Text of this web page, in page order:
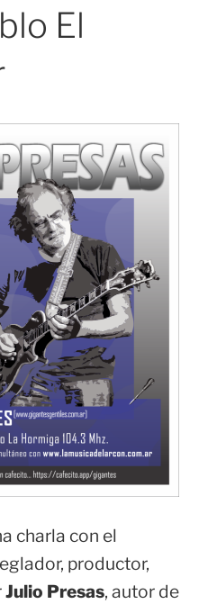
El
charla con el
productor,
Julio Presas, autor de